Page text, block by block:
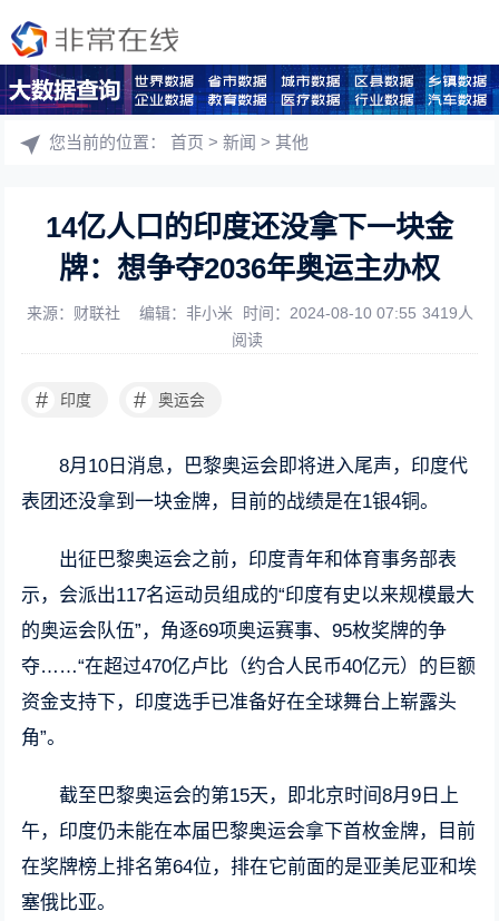
您当前的位置：首页 >新闻 >其他
14亿人口的印度还没拿下一块金
牌：想争夺2036年奥运主办权
来源：财联社 编辑：非小米 时间：2024-08-10 07:55 3419人
阅读
# 印度 # 奥运会
8月10日消息，巴黎奥运会即将进入尾声，印度代
表团还没拿到一块金牌，目前的战绩是在1银4铜。
出征巴黎奥运会之前，印度青年和体育事务部表
示，会派出117名运动员组成的“印度有史以来规模最大
的奥运会队伍”，角逐69项奥运赛事、95枚奖牌的争
夺……“在超过470亿卢比（约合人民币40亿元）的巨额
资金支持下，印度选手已准备好在全球舞台上崭露头
角”。
截至巴黎奥运会的第15天，即北京时间8月9日上
午，印度仍未能在本届巴黎奥运会拿下首枚金牌，目前
在奖牌榜上排名第64位，排在它前面的是亚美尼亚和埃
塞俄比亚。